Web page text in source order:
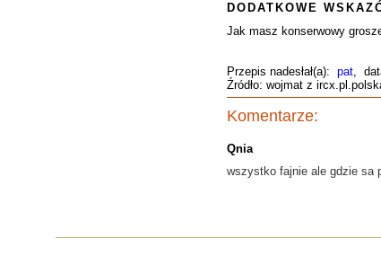
DODATKOWE
Jak masz konserwowy
Przepis nadesłał(a): pat,
Źródło: wojmat z
Komentarze:
Qnia
wszystko fajnie ale gdzie sa